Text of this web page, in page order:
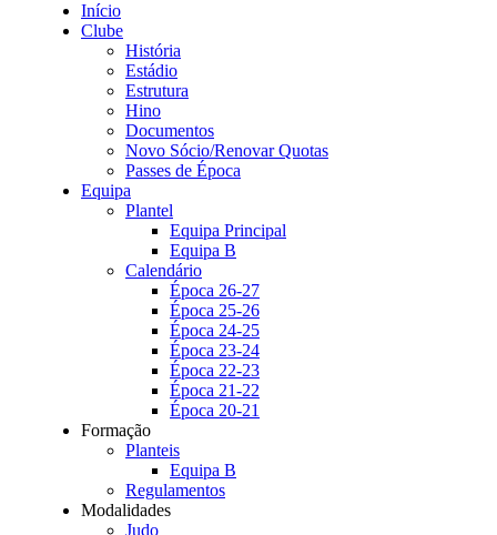
Início
Clube
História
Estádio
Estrutura
Hino
Documentos
Novo Sócio/Renovar Quotas
Passes de Época
Equipa
Plantel
Equipa Principal
Equipa B
Calendário
Época 26-27
Época 25-26
Época 24-25
Época 23-24
Época 22-23
Época 21-22
Época 20-21
Formação
Planteis
Equipa B
Regulamentos
Modalidades
Judo